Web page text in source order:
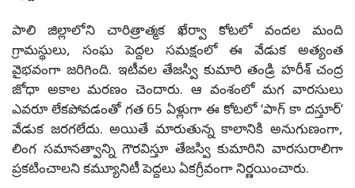
పాలి జిల్లాలోని చారిత్రాత్మక ఖేర్వా కోటలో వందల మంది
గ్రామస్థులు, సంఘ పెద్దల సమక్షంలో ఈ వేడుక అత్యంత
వైభవంగా జరిగింది. ఇటీవల తేజస్వి కుమారి తండ్రి హరీశ్ చంద్ర
జోధా అకాల మరణం చెందారు. ఆ వంశంలో మగ వారసులు
ఎవరూ లేకపోవడంతో గత 65 ఏళ్లుగా ఈ కోటలో ‘పాగ్ కా దస్తూర్’
వేడుక జరగలేదు. అయితే మారుతున్న కాలానికి అనుగుణంగా,
లింగ సమానత్వాన్ని గౌరవిస్తూ తేజస్వి కుమారిని వారసురాలిగా
ప్రకటించాలని కమ్యూనిటీ పెద్దలు ఏకగ్రీవంగా నిర్ణయించారు.